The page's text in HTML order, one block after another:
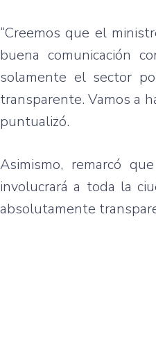
“Creemos que el
buena comunicación
solamente el sector
transparente. Vamos a
puntualizó.
Asimismo, remarcó
involucrará a toda la
absolutamente